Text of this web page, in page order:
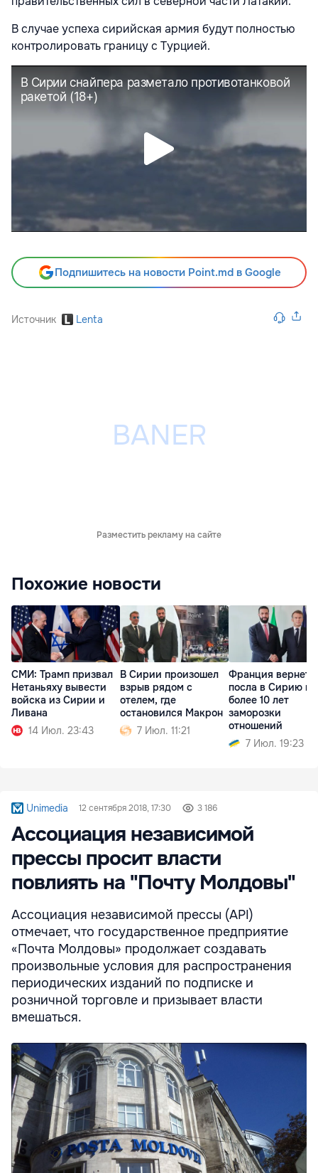
В случае успеха сирийская армия будут полностью
контролировать границу с Турцией.
Подпишитесь на новости Point.md в Google
Источник Lenta
Разместить рекламу на сайте
Похожие новости
СМИ: Трамп призвал
Нетаньяху вывести
войска из Сирии и
Ливана
14 Июл. 23:43
В Сирии произошел
взрыв рядом с
отелем, где
остановился Макрон
7 Июл. 11:21
Франция вернет
посла в Сирию
более 10 лет
заморозки
отношений
7 Июл. 19:23
Unimedia 12 сентября 2018, 17:30 3 186
Ассоциация независимой
прессы просит власти
повлиять на "Почту Молдовы"
Ассоциация независимой прессы (API)
отмечает, что государственное предприятие
«Почта Молдовы» продолжает создавать
произвольные условия для распространения
периодических изданий по подписке и
розничной торговле и призывает власти
вмешаться.